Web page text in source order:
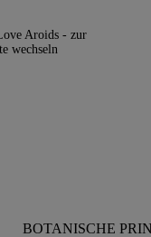
BOTANISCHE